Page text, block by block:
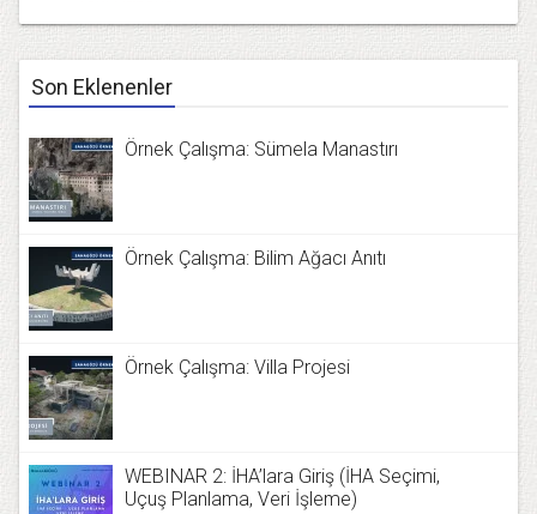
Son Eklenenler
Örnek Çalışma: Sümela Manastırı
Örnek Çalışma: Bilim Ağacı Anıtı
Örnek Çalışma: Villa Projesi
WEBINAR 2: İHA’lara Giriş (İHA Seçimi,
Uçuş Planlama, Veri İşleme)